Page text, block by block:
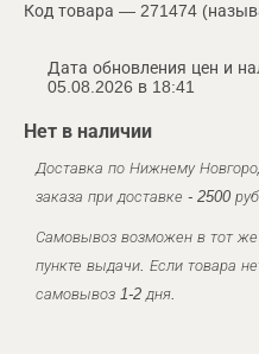
Код товара — 271474
Дата обновления цен и
05.08.2026 в 18:41
Нет в наличии
Доставка по Нижнему
заказа при доставке - 2500
Самовывоз возможен в тот
пункте выдачи. Если товара
самовывоз 1-2 дня.